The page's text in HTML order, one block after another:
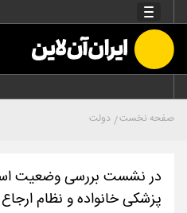
صفحه نخست دولت
در نشست بررسی وضعیت
پزشکی خانواده و نظام